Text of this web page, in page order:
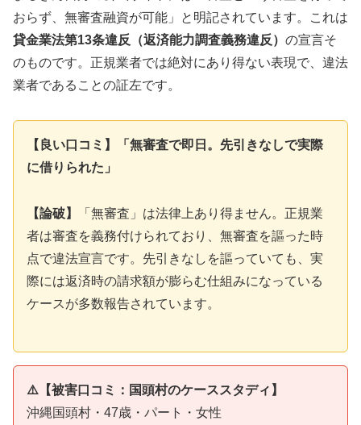
おらず、無審査融資が可能」と明記されています。これは
貸金業法第13条違反（返済能力調査義務違反） の宣言そ
のものです。正規業者では絶対にあり得ない表現で、違法
業者であることの証左です。
【良い口コミ】「無審査で即日。先引きなしで実際
に借りられた」
【論破】
「無審査」は法律上あり得ません。正規業
者は審査を義務付けられており、無審査を謳った時
点で違法宣言です。先引きなしを謳っていても、実
際には返済時の請求額が膨らむ仕組みになっている
ケースが多数報告されています。
⚠️【被害口コミ：国頭村のケーススタディ】
沖縄国頭村・47歳・パート・女性